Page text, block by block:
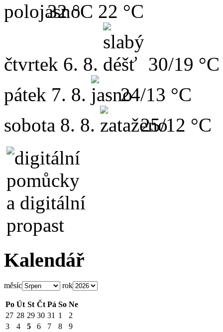
32 °C 22 °C
čtvrtek 6. 8.
30/19 °C
pátek 7. 8.
24/13 °C
sobota 8. 8. 25/12 °C
Kalendář
měsíc rok
Po Út St Čt Pá So Ne
27 28 29 30 31 1
2
3
4 5 6 7 8
9